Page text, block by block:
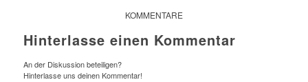
KOMMENTARE
Hinterlasse einen Kommentar
An der Diskussion beteiligen?
Hinterlasse uns deinen Kommentar!